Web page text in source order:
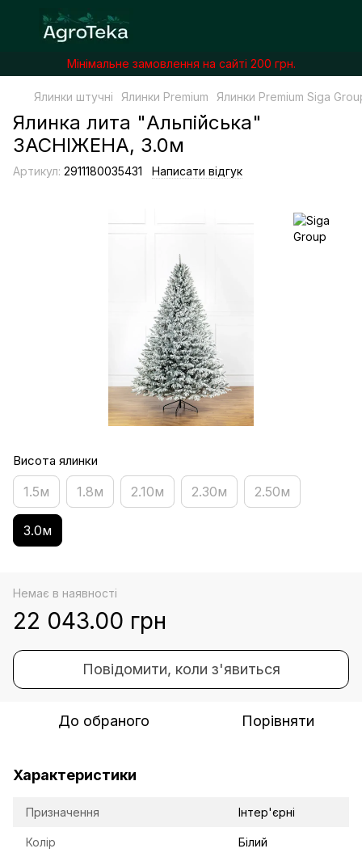
Мінімальне замовлення на сайті 200 грн.
Ялинки штучні Ялинки Premium Ялинки Premium Siga
Ялинка лита "Альпійська"
ЗАСНІЖЕНА, 3.0м
Артикул: 2911180035431 Написати відгук
Висота ялинки
1.5м 1.8м 2.10м 2.30м 2.50м
3.0м
Немає в наявності
22 043.00 грн
Повідомити, коли з'явиться
До обраного Порівняти
Характеристики
Призначення Інтер'єрні
Колір Білий